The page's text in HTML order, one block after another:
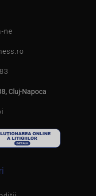
ne
Cluj-Napoca